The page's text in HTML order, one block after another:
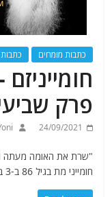
כתבות מומחים
פרק
24/09/2021
חומייני מת בגיל 86 ב-3 ביוני 1989, 12 ימים לאחר